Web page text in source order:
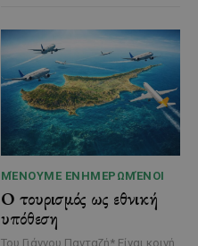
ΜΈΝΟΥΜΕ ΕΝΗΜΕΡΩΜΈΝΟΙ
Ο τουρισμός ως εθνική
υπόθεση
Του Γιάννου Πανταζή* Είναι κοινή